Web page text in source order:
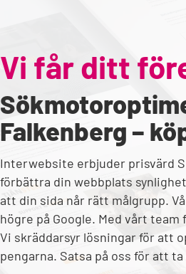
Vi får ditt
Falkenberg –
Interwebsite erbjuder prisvärd
förbättra din webbplats
att din sida når rätt målgrupp.
högre på Google. Med vårt
Vi skräddarsyr lösningar för att
pengarna. Satsa på oss för att